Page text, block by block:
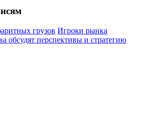
грузов Игроки рынка
обсудят перспективы и стратегию